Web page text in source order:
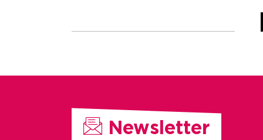
Newsletter